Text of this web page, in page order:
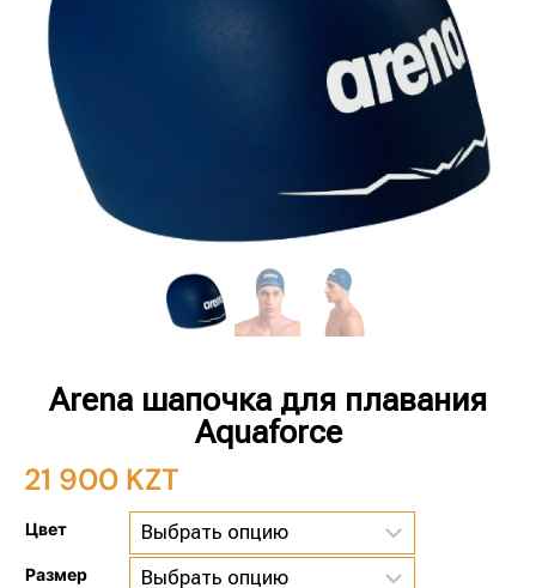
Arena шапочка для плавания
Aquaforce
21 900 KZT
Цвет
Размер